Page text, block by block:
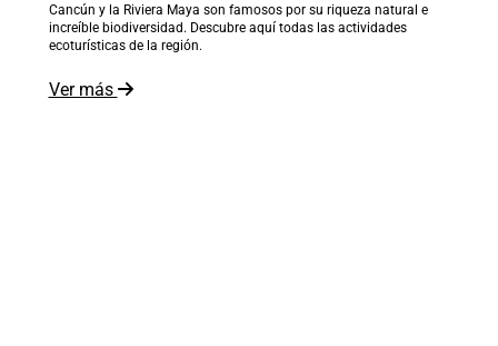
Cancún y la Riviera Maya son famosos por su riqueza natural e
increíble biodiversidad. Descubre aquí todas las actividades
ecoturísticas de la región.
Ver más